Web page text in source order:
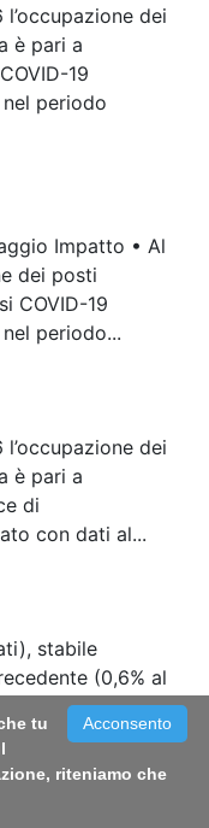
dei
è pari a
19
periodo
Impatto • Al
dei posti
COVID-19
periodo...
dei
è pari a
di
con dati al...
stabile
(0,6% al
(18 ricoverati),
(0,2%
Acconsento
tu
riteniamo che